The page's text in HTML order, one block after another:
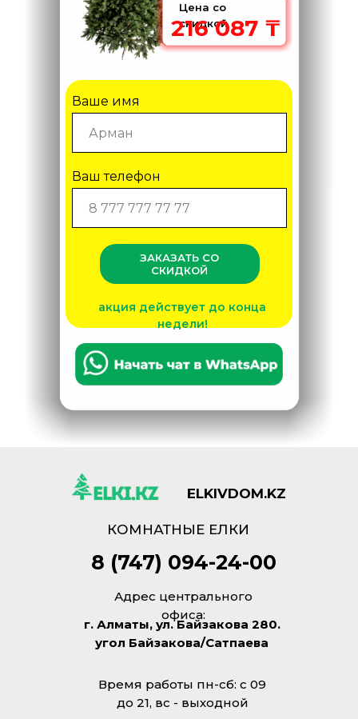
акция действует до конца
недели!
Ваше имя
Ваш телефон
ЗАКАЗАТЬ СО
СКИДКОЙ
Цена со
скидкой
216 087 ₸
ELKIVDOM.KZ
КОМНАТНЫЕ ЕЛКИ
8 (747) 094-24-00
Адрес центрального
офиса:
г. Алматы, ул. Байзакова 280.
угол Байзакова/Сатпаева
Время работы пн-сб: с 09
до 21, вс - выходной